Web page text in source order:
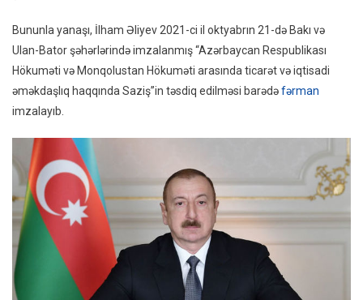
Bununla yanaşı, İlham Əliyev 2021-ci il oktyabrın 21-də Bakı və
Ulan-Bator şəhərlərində imzalanmış “Azərbaycan Respublikası
Hökuməti və Monqolustan Hökuməti arasında ticarət və iqtisadi
əməkdaşlıq haqqında Saziş”in təsdiq edilməsi barədəfərman
imzalayıb.